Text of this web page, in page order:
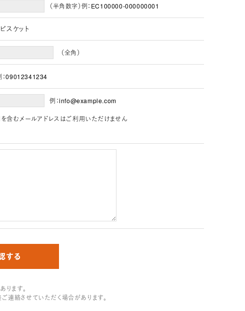
（半角数字）例：EC100000-000000001
スケット
（全角）
：09012341234
例：info@example.com
を含むメールアドレスはご利用いただけません
ります。
連絡させていただく場合があります。